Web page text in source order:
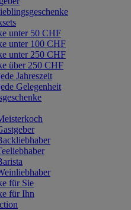
unter 50 CHF
unter 100 CHF
unter 250 CHF
über 250 CHF
Jahreszeit
Gelegenheit
für Sie
für Ihn